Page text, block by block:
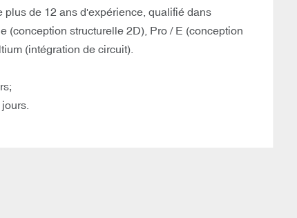
plus de 12 ans d'expérience, qualifié dans
(conception structurelle 2D), Pro / E (conception
(intégration de circuit).